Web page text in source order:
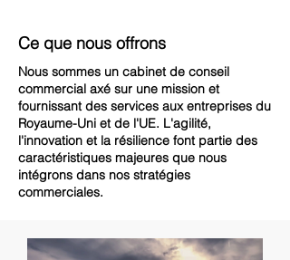
Ce que nous offrons
Nous sommes un cabinet de conseil
commercial axé sur une mission et
fournissant des services aux entreprises du
Royaume-Uni et de l'UE. L'agilité,
l'innovation et la résilience font partie des
caractéristiques majeures que nous
intégrons dans nos stratégies
commerciales.